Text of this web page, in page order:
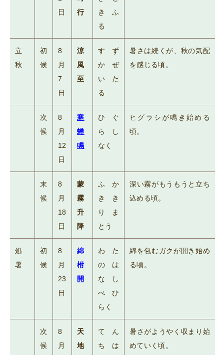
日
行
きふ
る
立
秋
初
候
8
月
7
日
涼
風
至
すず
かぜ
いた
る
暑さは続くが、秋の気配
を感じる頃。
次
候
8
月
12
日
寒
蝉
鳴
ひぐ
らし
なく
ヒグラシが鳴き始める
頃。
末
候
8
月
18
日
蒙
霧
升
降
ふか
きき
りま
とう
深い霧がもうもうと立ち
込める頃。
処
暑
初
候
8
月
23
日
綿
柎
開
わた
のは
なし
べひ
らく
綿を包むガクが開き始め
る頃。
次
候
8
月
天
地
てん
ちは
暑さがようやく収まり始
めていく頃。